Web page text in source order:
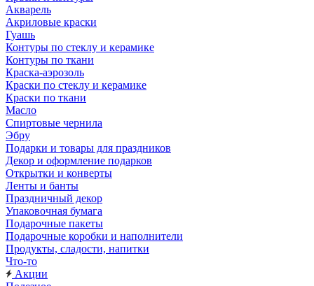
Акварель
Акриловые краски
Гуашь
Контуры по стеклу и керамике
Контуры по ткани
Краска-аэрозоль
Краски по стеклу и керамике
Краски по ткани
Масло
Спиртовые чернила
Эбру
Подарки и товары для праздников
Декор и оформление подарков
Открытки и конверты
Ленты и банты
Праздничный декор
Упаковочная бумага
Подарочные пакеты
Подарочные коробки и наполнители
Продукты, сладости, напитки
Что-то
Акции